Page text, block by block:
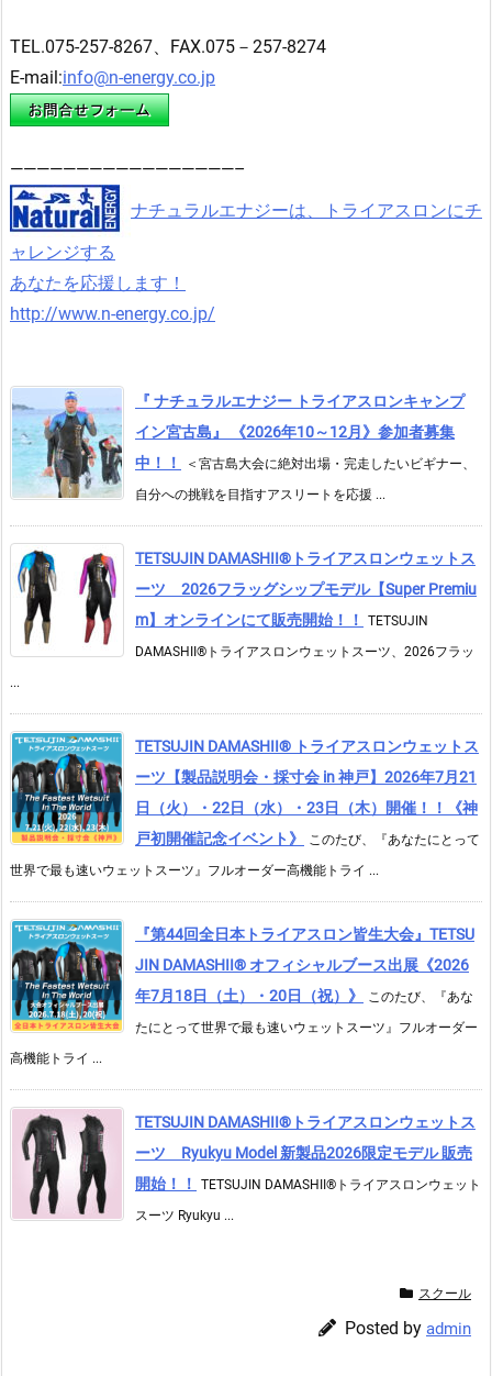
TEL.075-257-8267、FAX.075－257-8274
E-mail:info@n-energy.co.jp
—————————————————–
ナチュラルエナジーは、トライアスロンにチ
ャレンジする
あなたを応援します！
http://www.n-energy.co.jp/
『 ナチュラルエナジー トライアスロンキャンプ
イン宮古島』 《2026年10～12月》参加者募集
中！！
＜宮古島大会に絶対出場・完走したいビギナー、
自分への挑戦を目指すアスリートを応援 ...
TETSUJIN DAMASHII®︎トライアスロンウェットス
ーツ 2026フラッグシップモデル【Super Premiu
m】オンラインにて販売開始！！
TETSUJIN
DAMASHII®トライアスロンウェットスーツ、2026フラッ
...
TETSUJIN DAMASHII® トライアスロンウェットス
ーツ【製品説明会・採寸会 in 神戸】2026年7月21
日（火）・22日（水）・23日（木）開催！！《神
戸初開催記念イベント》
このたび、『あなたにとって
世界で最も速いウェットスーツ』フルオーダー高機能トライ ...
『第44回全日本トライアスロン皆生大会』TETSU
JIN DAMASHII® オフィシャルブース出展《2026
年7月18日（土）・20日（祝）》
このたび、『あな
たにとって世界で最も速いウェットスーツ』フルオーダー
高機能トライ ...
TETSUJIN DAMASHII®︎トライアスロンウェットス
ーツ Ryukyu Model 新製品2026限定モデル 販売
開始！！
TETSUJIN DAMASHII®︎トライアスロンウェット
スーツ Ryukyu ...
スクール
Posted by admin